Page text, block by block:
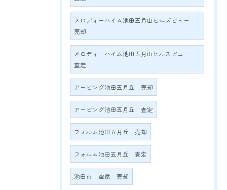
メロディーハイム池田五月山ヒルズビュー
売却
メロディーハイム池田五月山ヒルズビュー
査定
アービング池田五月丘 売却
アービング池田五月丘 査定
フォルム池田五月丘 売却
フォルム池田五月丘 査定
池田市 空家 売却